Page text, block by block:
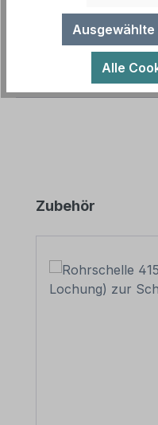
Beschreibung
Hinweisschild
Informationen nach
Grundverordnung bei
Produktgalerie
Zubehör
Alle